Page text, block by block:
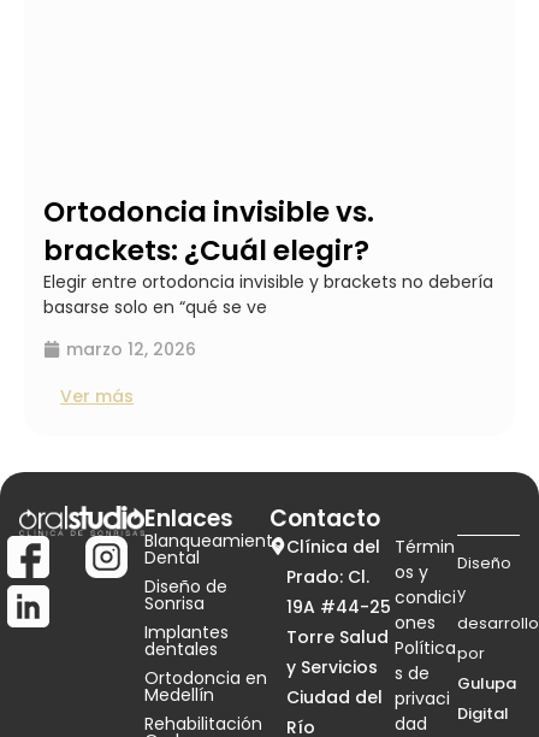
Ortodoncia invisible vs.
brackets: ¿Cuál elegir?
Elegir entre ortodoncia invisible y brackets no debería
basarse solo en “qué se ve
marzo 12, 2026
Ver más
Enlaces
Blanqueamiento
Dental
Diseño de
Sonrisa
Implantes
dentales
Ortodoncia en
Medellín
Rehabilitación
Contacto
Clínica del
Prado: Cl.
19A #44-25
Torre Salud
y Servicios
Ciudad del
Río
Diseño
y
desarrollo
por
Gulupa
Digital
Términ
os y
condici
ones
Política
s de
privaci
dad